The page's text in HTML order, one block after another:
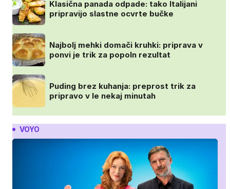
Klasična panada odpade: tako Italijani
pripravijo slastne ocvrte bučke
Najbolj mehki domači kruhki: priprava v
ponvi je trik za popoln rezultat
Puding brez kuhanja: preprost trik za
pripravo v le nekaj minutah
VOYO